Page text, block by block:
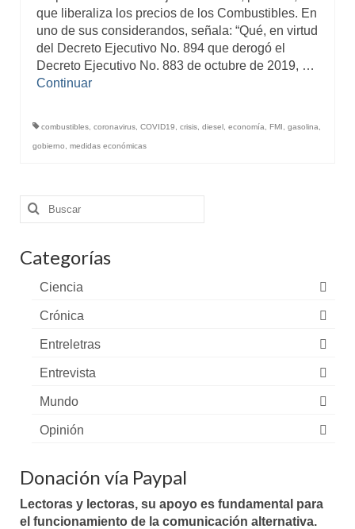
que liberaliza los precios de los Combustibles. En
uno de sus considerandos, señala: “Qué, en virtud
del Decreto Ejecutivo No. 894 que derogó el
Decreto Ejecutivo No. 883 de octubre de 2019, …
Continuar
combustibles coronavirus COVID19 crisis diesel economía FMI gasolina
gobierno medidas económicas
Buscar
por:
Categorías
Ciencia
Crónica
Entreletras
Entrevista
Mundo
Opinión
Donación vía Paypal
Lectoras y lectoras, su apoyo es fundamental para
el funcionamiento de la comunicación alternativa.